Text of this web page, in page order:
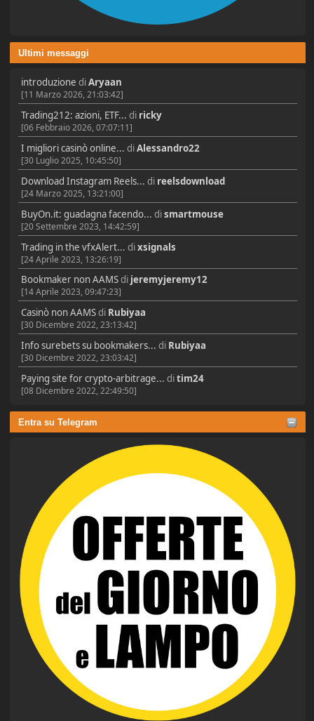
Ultimi messaggi
introduzione diAryaan
[11 Marzo 2026, 21:03:42]
Trading212: azioni, ETF... di ricky
[06 Febbraio 2026, 07:07:11]
I migliori casinò online... diAlessandro22
[30 Luglio 2025, 10:45:50]
Download Instagram Reels... di reelsdownload
[24 Marzo 2025, 13:21:00]
BuyOn.it: guadagna facendo... dismartmouse
[20 Settembre 2023, 14:42:59]
Trading in the vfxAlert... dixsignals
[24 Aprile 2023, 13:26:19]
Bookmaker non AAMSdi jeremyjeremy12
[14 Aprile 2023, 09:47:23]
Casinò non AAMSdi Rubiyaa
[30 Dicembre 2022, 23:13:42]
Info surebets su bookmakers... di Rubiyaa
[30 Dicembre 2022, 23:03:42]
Paying site for crypto-arbitrage... ditim24
[08 Dicembre 2022, 22:49:50]
Entra su Telegram